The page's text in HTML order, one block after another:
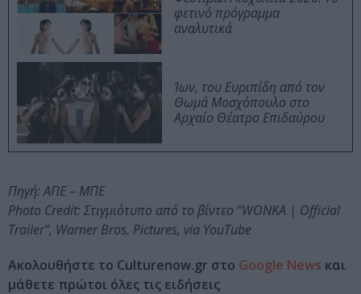
φετινό πρόγραμμα
αναλυτικά
Ίων, του Ευριπίδη από τον
Θωμά Μοσχόπουλο στο
Αρχαίο Θέατρο Επιδαύρου
Πηγή: ΑΠΕ – ΜΠΕ
Photo Credit: Στιγμιότυπο από το βίντεο “WONKA | Official
Trailer”, Warner Bros. Pictures, via YouTube
Ακολουθήστε το Culturenow.gr στο Google News και
μάθετε πρώτοι όλες τις ειδήσεις